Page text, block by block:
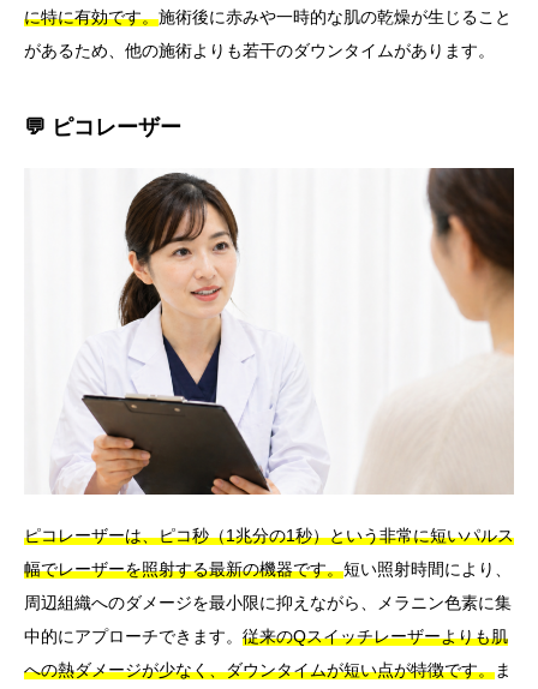
に特に有効です。施術後に赤みや一時的な肌の乾燥が生じること
があるため、他の施術よりも若干のダウンタイムがあります。
💬 ピコレーザー
ピコレーザーは、ピコ秒（1兆分の1秒）という非常に短いパルス
幅でレーザーを照射する最新の機器です。短い照射時間により、
周辺組織へのダメージを最小限に抑えながら、メラニン色素に集
中的にアプローチできます。 従来のQスイッチレーザーよりも肌
への熱ダメージが少なく、ダウンタイムが短い点が特徴です。ま